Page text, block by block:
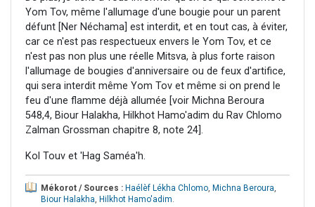
Yom Tov, même l'allumage d'une bougie pour un parent
défunt [Ner Néchama] est interdit, et en tout cas, à éviter,
car ce n'est pas respectueux envers le Yom Tov, et ce
n'est pas non plus une réelle Mitsva, à plus forte raison
l'allumage de bougies d'anniversaire ou de feux d'artifice,
qui sera interdit même Yom Tov et même si on prend le
feu d'une flamme déjà allumée [voir Michna Beroura
548,4, Biour Halakha, Hilkhot Hamo'adim du Rav Chlomo
Zalman Grossman chapitre 8, note 24].
Kol Touv et 'Hag Saméa'h.
Mékorot / Sources : Haélèf Lékha Chlomo, Michna Beroura,
Biour Halakha, Hilkhot Hamo'adim.